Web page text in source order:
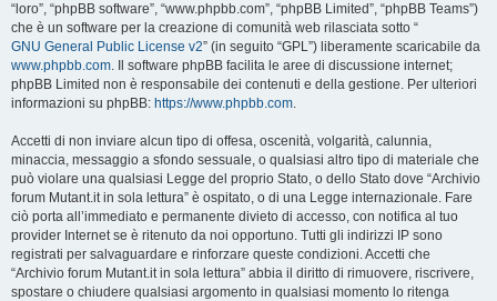
“loro”, “phpBB software”, “www.phpbb.com”, “phpBB Limited”, “phpBB Teams”)
che è un software per la creazione di comunità web rilasciata sotto “
GNU General Public License v2” (in seguito “GPL”) liberamente scaricabile da
www.phpbb.com. Il software phpBB facilita le aree di discussione internet;
phpBB Limited non è responsabile dei contenuti e della gestione. Per ulteriori
informazioni su phpBB: https://www.phpbb.com.
Accetti di non inviare alcun tipo di offesa, oscenità, volgarità, calunnia,
minaccia, messaggio a sfondo sessuale, o qualsiasi altro tipo di materiale che
può violare una qualsiasi Legge del proprio Stato, o dello Stato dove “Archivio
forum Mutant.it in sola lettura” è ospitato, o di una Legge internazionale. Fare
ciò porta all’immediato e permanente divieto di accesso, con notifica al tuo
provider Internet se è ritenuto da noi opportuno. Tutti gli indirizzi IP sono
registrati per salvaguardare e rinforzare queste condizioni. Accetti che
“Archivio forum Mutant.it in sola lettura” abbia il diritto di rimuovere, riscrivere,
spostare o chiudere qualsiasi argomento in qualsiasi momento lo ritenga